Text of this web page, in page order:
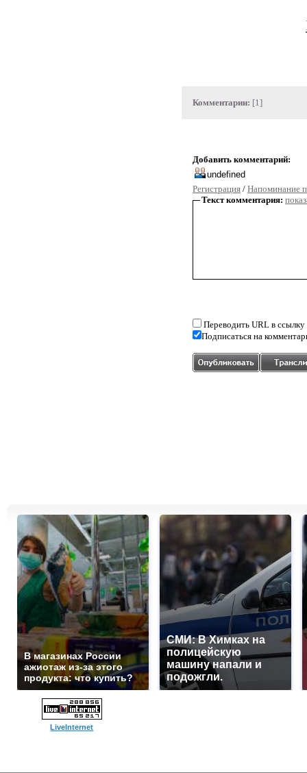
Комментарии: [1]
Добавить комментарий:
Регистрация / Напоминание
Текст комментария:
Переводить URL в ссылку
Подписаться на
В магазинах России
ажиотаж из-за этого
продукта: что купить?
СМИ: В Химках на
полицейскую
машину напали и
подожгли.
LiveInternet